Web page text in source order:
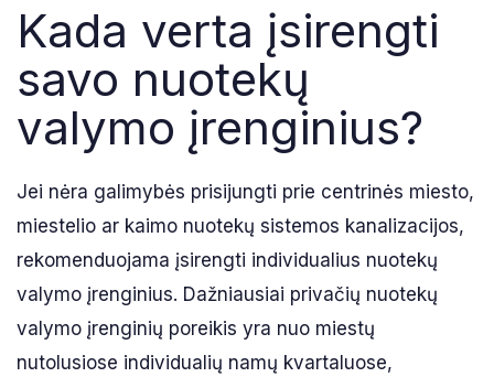
Kada verta įsirengti
savo nuotekų
valymo įrenginius?
Jei nėra galimybės prisijungti prie centrinės miesto,
miestelio ar kaimo nuotekų sistemos kanalizacijos,
rekomenduojama įsirengti individualius nuotekų
valymo įrenginius. Dažniausiai privačių nuotekų
valymo įrenginių poreikis yra nuo miestų
nutolusiose individualių namų kvartaluose,